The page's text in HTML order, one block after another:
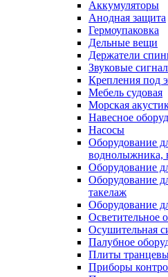
Аккумуляторы
Анодная защита
Гермоупаковка
Дельные вещи
Держатели
Звуковые
Крепления под
Мебель судовая
Морская
Навесное
Насосы
Оборудование
воднолыжника,
Оборудование
Оборудование
такелаж
Оборудование
Осветительное
Осушительная
Палубное
Плиты
Приборы